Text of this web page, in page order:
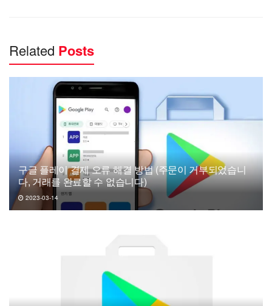
Related Posts
구글 플레이 결제 오류 해결 방법 (주문이 거부되었습니
다, 거래를 완료할 수 없습니다)
2023-03-14